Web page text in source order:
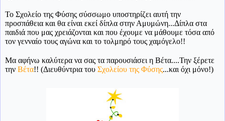
Το Σχολείο της Φύσης σύσσωμο υποστηρίζει αυτή την
προσπάθεια και θα είναι εκεί δίπλα στην Αμυμώνη...Δίπλα στα
παιδιά που μας χρειάζονται και που έχουμε να μάθουμε τόσα από
τον γενναίο τους αγώνα και το τολμηρό τους χαμόγελο!!
Μα αφήνω καλύτερα να σας τα παρουσιάσει η Βέτα....Την ξέρετε
την Βέτα!! (Διευθύντρια του Σχολείου της Φύσης...και όχι μόνο!)